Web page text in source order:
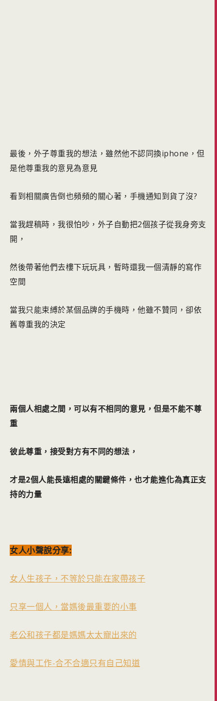
最後，外子尊重我的想法，雖然他不認同換iphone，但
是他尊重我的意見為意見
看到相關廣告倒也頻頻的關心著，手機通知到貨了沒?
當我趕稿時，我很怕吵，外子自動把2個孩子從我身旁支
開，
然後帶著他們去樓下玩玩具，暫時還我一個清靜的寫作
空間
當我只能束縛於某個品牌的手機時，他雖不贊同，卻依
舊尊重我的決定
兩個人相處之間，可以有不相同的意見，但是不能不尊
重
彼此尊重，接受對方有不同的想法，
才是2個人能長遠相處的關鍵條件，也才能進化為真正支
持的力量
女人小聲說分享:
女人生孩子，不等於只能在家帶孩子
只享一個人，當媽後最重要的小事
老公和孩子都是媽媽太太寵出來的
愛情與工作-合不合適只有自己知道